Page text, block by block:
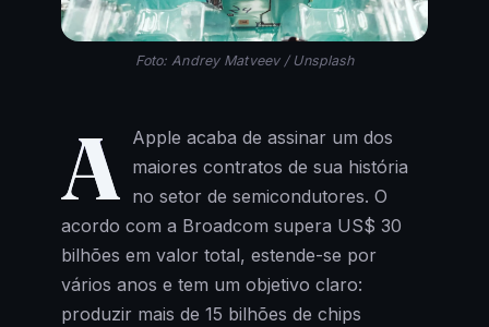
Foto: Andrey Matveev / Unsplash
A Apple acaba de assinar um dos
maiores contratos de sua história
no setor de semicondutores. O
acordo com a Broadcom supera US$ 30
bilhões em valor total, estende-se por
vários anos e tem um objetivo claro:
produzir mais de 15 bilhões de chips